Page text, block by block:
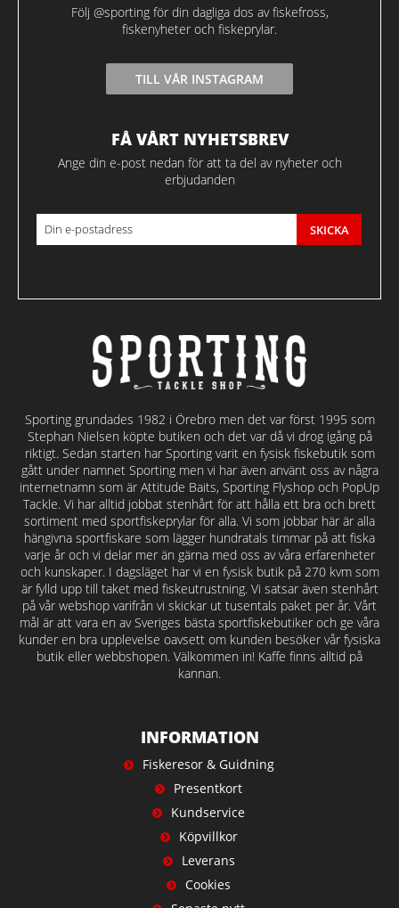
Följ @sporting för din dagliga dos av fiskefross,
fiskenyheter och fiskeprylar.
TILL VÅR INSTAGRAM
FÅ VÅRT NYHETSBREV
Ange din e-post nedan för att ta del av nyheter och
erbjudanden
SKICKA
Sporting grundades 1982 i Örebro men det var först 1995 som
Stephan Nielsen köpte butiken och det var då vi drog igång på
riktigt. Sedan starten har Sporting varit en fysisk fiskebutik som
gått under namnet Sporting men vi har även använt oss av några
internetnamn som är Attitude Baits, Sporting Flyshop och PopUp
Tackle. Vi har alltid jobbat stenhårt för att hålla ett bra och brett
sortiment med sportfiskeprylar för alla. Vi som jobbar här är alla
hängivna sportfiskare som lägger hundratals timmar på att fiska
varje år och vi delar mer än gärna med oss av våra erfarenheter
och kunskaper. I dagsläget har vi en fysisk butik på 270 kvm som
är fylld upp till taket med fiskeutrustning. Vi satsar även stenhårt
på vår webshop varifrån vi skickar ut tusentals paket per år. Vårt
mål är att vara en av Sveriges bästa sportfiskebutiker och ge våra
kunder en bra upplevelse oavsett om kunden besöker vår fysiska
butik eller webbshopen. Välkommen in! Kaffe finns alltid på
kannan.
INFORMATION
Fiskeresor & Guidning
Presentkort
Kundservice
Köpvillkor
Leverans
Cookies